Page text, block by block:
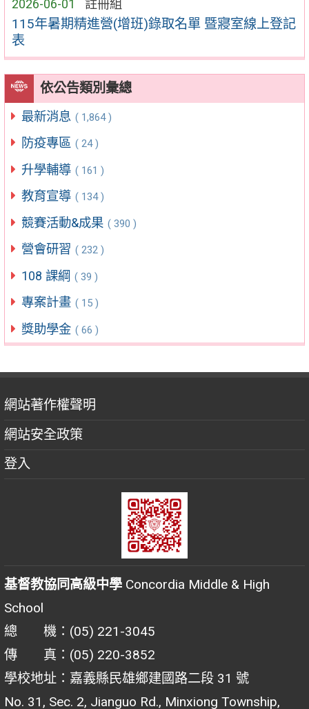
2026-06-01 註冊組
115年暑期精進營(增班)錄取名單 暨寢室線上登記
表
依公告類別彙總
最新消息 ( 1,864 )
防疫專區 ( 24 )
升學輔導 ( 161 )
教育宣導 ( 134 )
競賽活動&成果 ( 390 )
營會研習 ( 232 )
108 課綱 ( 39 )
專案計畫 ( 15 )
獎助學金 ( 66 )
網站著作權聲明
網站安全政策
登入
基督教協同高級中學 Concordia Middle & High
School
總 機：(05) 221-3045
傳 真：(05) 220-3852
學校地址：嘉義縣民雄鄉建國路二段 31 號
No. 31, Sec. 2, Jianguo Rd., Minxiong Township,